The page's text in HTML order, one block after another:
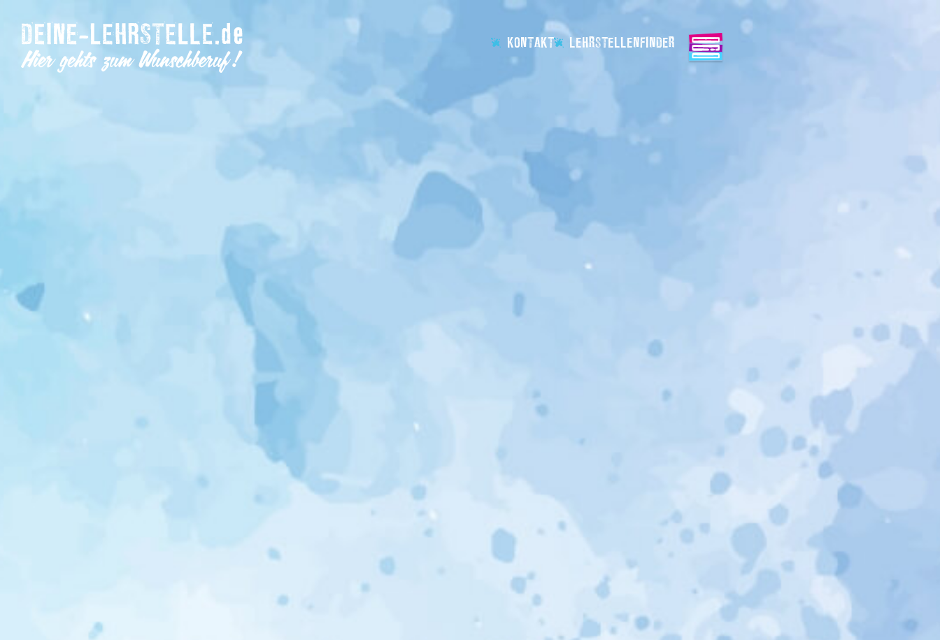
KONTAKT LEHRSTELLENFINDER